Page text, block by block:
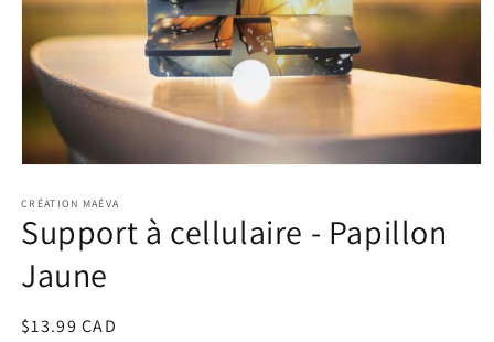
1
in
modal
CRÉATION MAÉVA
Support à cellulaire - Papillon
Jaune
Regular
$13.99 CAD